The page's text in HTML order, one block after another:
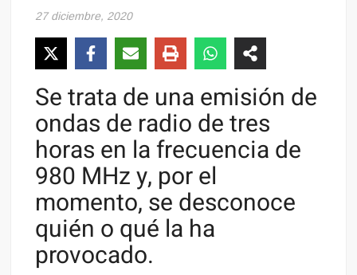
27 diciembre, 2020
Se trata de una emisión de
ondas de radio de tres
horas en la frecuencia de
980 MHz y, por el
momento, se desconoce
quién o qué la ha
provocado.